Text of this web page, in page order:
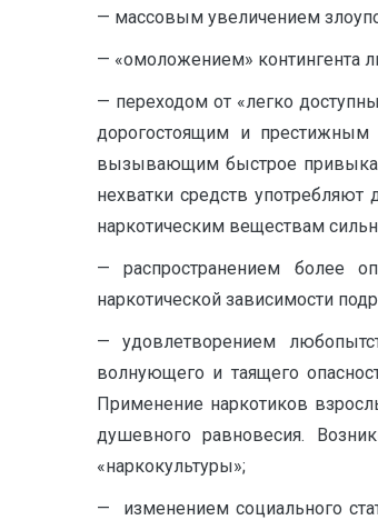
— массовым увеличением
— «омоложением» контингента
— переходом от «легко
дорогостоящим и престижным
вызывающим быстрое
нехватки средств
наркотическим веществам
— распространением более
наркотической зависимости
— удовлетворением
волнующего и таящего
Применение наркотиков
душевного равновесия.
«наркокультуры»;
— изменением социального